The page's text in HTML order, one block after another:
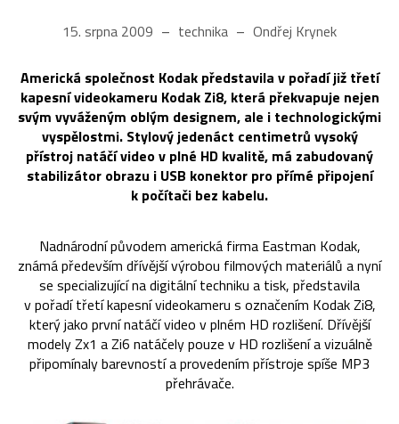
15. srpna 2009 technika Ondřej Krynek
Americká společnost Kodak představila v pořadí již třetí
kapesní videokameru Kodak Zi8, která překvapuje nejen
svým vyváženým oblým designem, ale i technologickými
vyspělostmi. Stylový jedenáct centimetrů vysoký
přístroj natáčí video v plné HD kvalitě, má zabudovaný
stabilizátor obrazu i USB konektor pro přímé připojení
k počítači bez kabelu.
Nadnárodní původem americká firma Eastman Kodak,
známá především dřívější výrobou filmových materiálů a nyní
se specializující na digitální techniku a tisk, představila
v pořadí třetí kapesní videokameru s označením Kodak Zi8,
který jako první natáčí video v plném HD rozlišení. Dřívější
modely Zx1 a Zi6 natáčely pouze v HD rozlišení a vizuálně
připomínaly barevností a provedením přístroje spíše MP3
přehrávače.